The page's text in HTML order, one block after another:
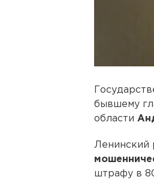
бывшему
области
Ленинский
штрафу в